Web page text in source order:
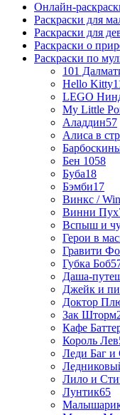
Онлайн-
Раскраски для
Раскраски для
Раскраски о
Раскраски по
101
Hello Kitty
LEGO
My Little
Аладдин57
Алиса в
Бен 1058
Буба18
Бэмби17
Винкс /
Винни Пух
Вспыш и
Герои в
Гравити
Губка Боб
Даша-
Джейк и
Доктор
Зак Шторм
Кафе
Король Лев
Леди Баг и
Лило и
Лунтик65